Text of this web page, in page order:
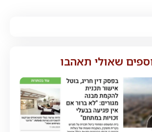
שאולי תאהבו